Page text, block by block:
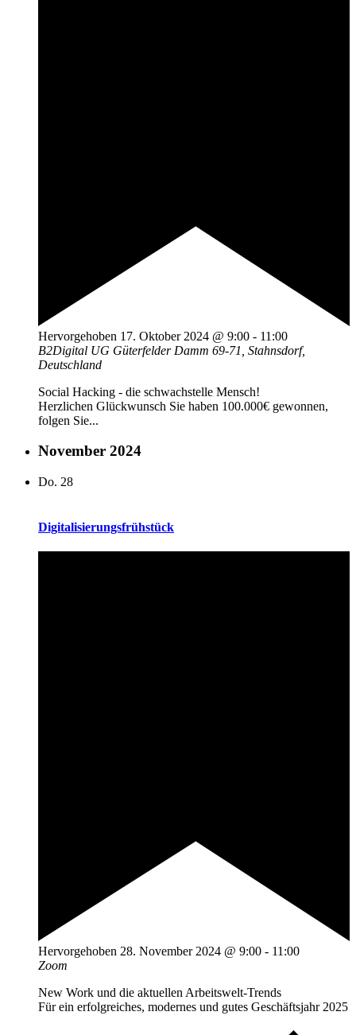
Hervorgehoben 17. Oktober 2024 @ 9:00 - 11:00
B2Digital UG Güterfelder Damm 69-71, Stahnsdorf,
Deutschland
Social Hacking - die schwachstelle Mensch!
Herzlichen Glückwunsch Sie haben 100.000€ gewonnen,
folgen Sie...
November 2024
Do. 28
Digitalisierungsfrühstück
Hervorgehoben 28. November 2024 @ 9:00 - 11:00
Zoom
New Work und die aktuellen Arbeitswelt-Trends
Für ein erfolgreiches, modernes und gutes Geschäftsjahr 2025